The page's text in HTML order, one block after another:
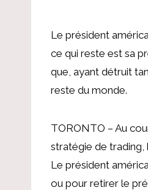
Le président
ce qui reste est sa
que, ayant détruit
reste du monde.
TORONTO – Au
stratégie de trading,
Le président
ou pour retirer le